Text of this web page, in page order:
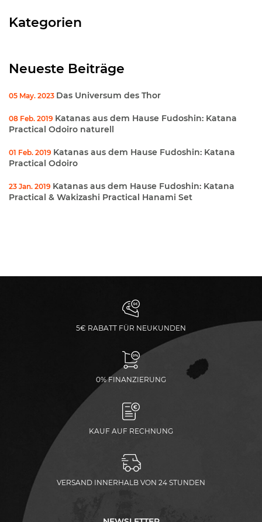
Kategorien
Neueste Beiträge
05 May. 2023 Das Universum des Thor
08 Feb. 2019 Katanas aus dem Hause Fudoshin: Katana
Practical Odoiro naturell
01 Feb. 2019 Katanas aus dem Hause Fudoshin: Katana
Practical Odoiro
23 Jan. 2019 Katanas aus dem Hause Fudoshin: Katana
Practical & Wakizashi Practical Hanami Set
5€ RABATT FÜR NEUKUNDEN
0% FINANZIERUNG
KAUF AUF RECHNUNG
VERSAND INNERHALB VON 24 STUNDEN